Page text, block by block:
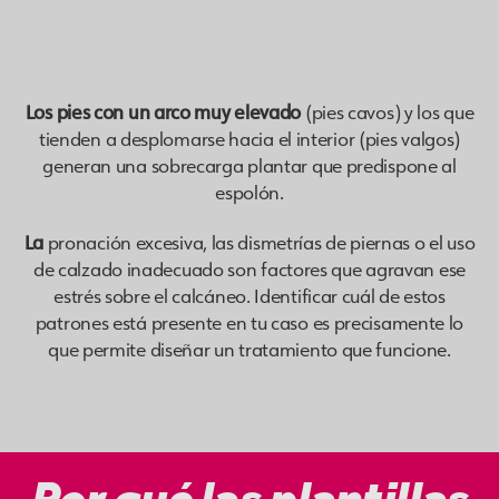
Lospies con un arco muy elevado(pies cavos) y los que
tienden a desplomarse hacia el interior (pies valgos)
generan una sobrecarga plantar que predispone al
espolón.
La pronación excesiva, las dismetrías de piernas o el uso
de calzado inadecuado son factores que agravan ese
estrés sobre el calcáneo. Identificar cuál de estos
patrones está presente en tu caso es precisamente lo
que permite diseñar un tratamiento que funcione.